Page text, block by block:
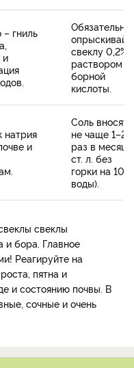
– гниль
и
Обязательно
свеклу 0,2%
раствором
борной
кислоты.
натрия
и
Соль вносят
не чаще 1–2
раз в месяц
ст. л. без
горки на 10 л
воды).
свеклы
и бора. Главное
Реагируйте на
пятна и
и состоянию почвы. В
сочные и очень